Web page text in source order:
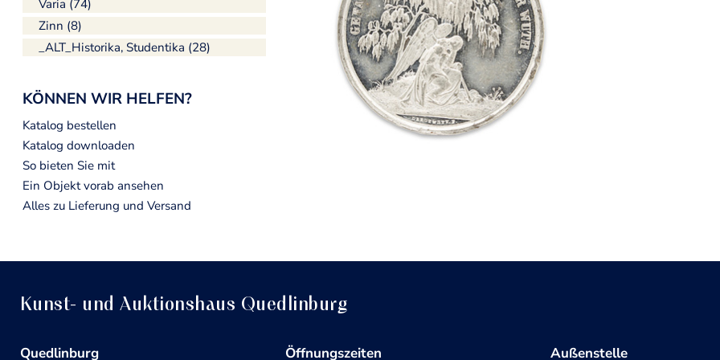
Varia (74)
Zinn (8)
_ALT_Historika, Studentika (28)
KÖNNEN WIR HELFEN?
Katalog bestellen
Katalog downloaden
So bieten Sie mit
Ein Objekt vorab ansehen
Alles zu Lieferung und Versand
Kunst- und Auktionshaus Quedlinburg
Quedlinburg Öffnungszeiten Außenstelle